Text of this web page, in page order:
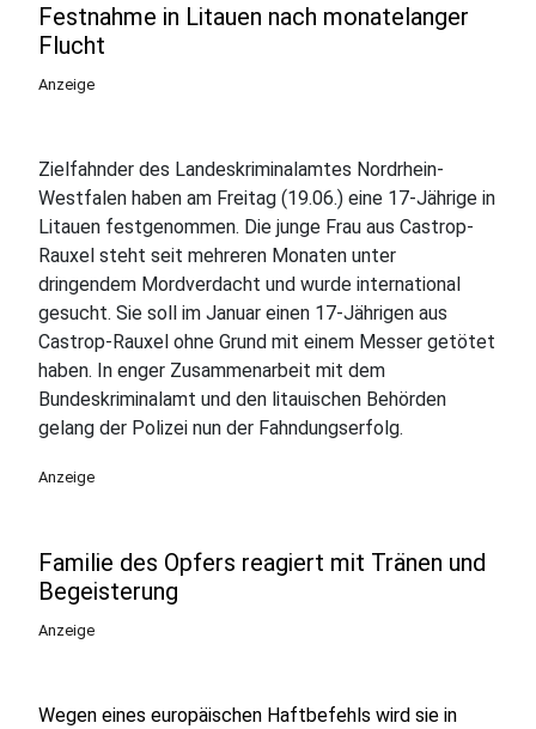
Festnahme in Litauen nach monatelanger
Flucht
Anzeige
Zielfahnder des Landeskriminalamtes Nordrhein-
Westfalen haben am Freitag (19.06.) eine 17-Jährige in
Litauen festgenommen. Die junge Frau aus Castrop-
Rauxel steht seit mehreren Monaten unter
dringendem Mordverdacht und wurde international
gesucht. Sie soll im Januar einen 17-Jährigen aus
Castrop-Rauxel ohne Grund mit einem Messer getötet
haben. In enger Zusammenarbeit mit dem
Bundeskriminalamt und den litauischen Behörden
gelang der Polizei nun der Fahndungserfolg.
Anzeige
Familie des Opfers reagiert mit Tränen und
Begeisterung
Anzeige
Wegen eines europäischen Haftbefehls wird sie in